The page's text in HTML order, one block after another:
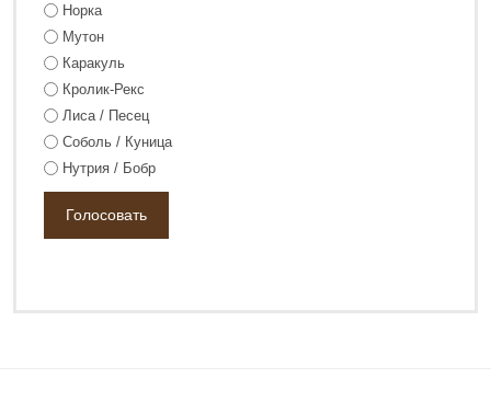
Норка
Мутон
Каракуль
Кролик-Рекс
Лиса / Песец
Соболь / Куница
Нутрия / Бобр